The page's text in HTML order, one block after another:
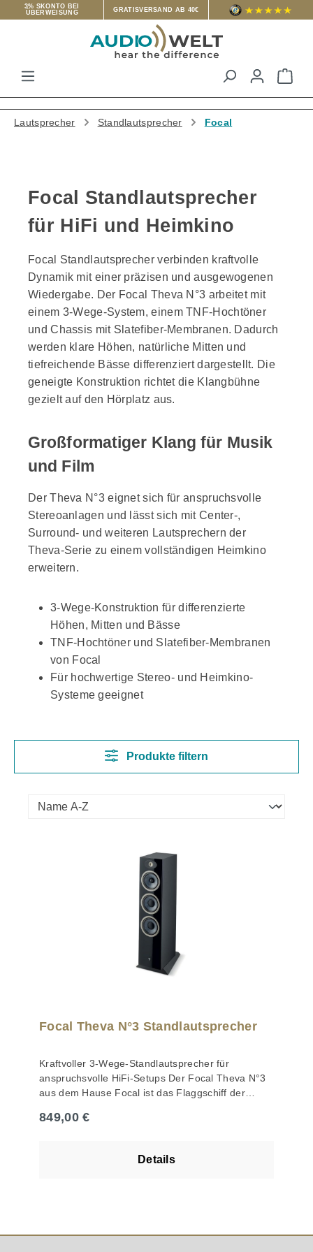
3% SKONTO BEI
ÜBERWEISUNG
GRATISVERSAND AB 40€
Lautsprecher Standlautsprecher Focal
Focal Standlautsprecher
für HiFi und Heimkino
Focal Standlautsprecher verbinden kraftvolle
Dynamik mit einer präzisen und ausgewogenen
Wiedergabe. Der Focal Theva N°3 arbeitet mit
einem 3-Wege-System, einem TNF-Hochtöner
und Chassis mit Slatefiber-Membranen. Dadurch
werden klare Höhen, natürliche Mitten und
tiefreichende Bässe differenziert dargestellt. Die
geneigte Konstruktion richtet die Klangbühne
gezielt auf den Hörplatz aus.
Großformatiger Klang für Musik
und Film
Der Theva N°3 eignet sich für anspruchsvolle
Stereoanlagen und lässt sich mit Center-,
Surround- und weiteren Lautsprechern der
Theva-Serie zu einem vollständigen Heimkino
erweitern.
3-Wege-Konstruktion für differenzierte
Höhen, Mitten und Bässe
TNF-Hochtöner und Slatefiber-Membranen
von Focal
Für hochwertige Stereo- und Heimkino-
Systeme geeignet
Produkte filtern
Focal Theva N°3 Standlautsprecher
Kraftvoller 3-Wege-Standlautsprecher für
anspruchsvolle HiFi-Setups Der Focal Theva N°3
aus dem Hause Focal ist das Flaggschiff der
Klangqualität sowie präzise Wiedergabe auf
beeindruckender Dynamik und Tiefe in den
auf den Hörplatz ausgerichtet und sorgt für ein
Regulärer Preis:
849,00 €
Details